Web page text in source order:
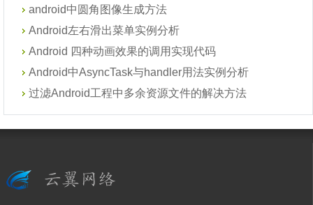
android中圆角图像生成方法
Android左右滑出菜单实例分析
Android 四种动画效果的调用实现代码
Android中AsyncTask与handler用法实例分析
过滤Android工程中多余资源文件的解决方法